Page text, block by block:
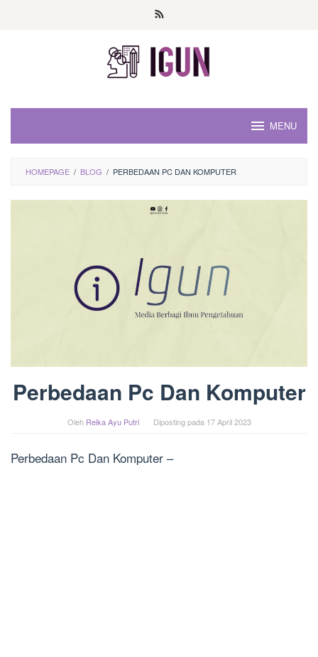
MENU
HOMEPAGE / BLOG / PERBEDAAN PC DAN KOMPUTER
Perbedaan Pc Dan Komputer
Oleh Reika Ayu Putri Diposting pada 17 April 2023
Perbedaan Pc Dan Komputer –